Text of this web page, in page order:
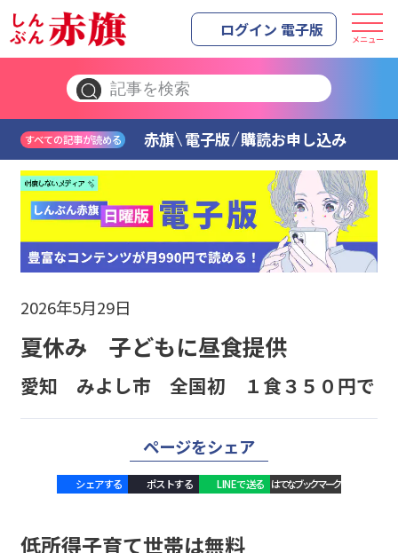
ログイン 電子版 メニュー
すべての記事が読める 赤旗 電子版 購読お申し込み
2026年5月29日
夏休み 子どもに昼食提供
愛知 みよし市 全国初 １食３５０円で
ページをシェア
シェアする ポストする LINEで送る はてなブックマーク
低所得子育て世帯は無料